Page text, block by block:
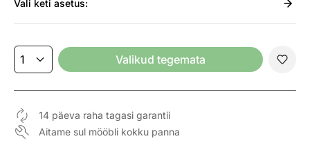
Vali keti asetus:
Valikud tegemata
14 päeva raha tagasi garantii
Aitame sul mööbli kokku panna